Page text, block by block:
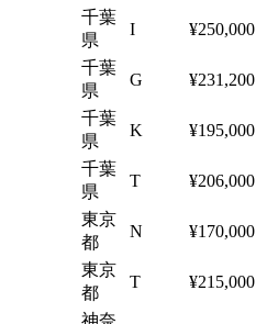
千葉
県
I ¥250,000
千葉
県
G ¥231,200
千葉
県
K ¥195,000
千葉
県
T ¥206,000
東京
都
N ¥170,000
東京
都
T ¥215,000
神奈